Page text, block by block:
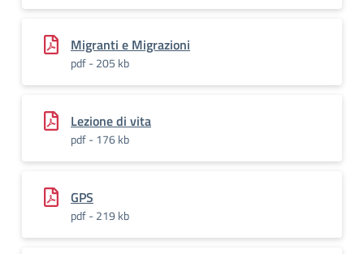
Migranti e Migrazioni
pdf - 205 kb
Lezione di vita
pdf - 176 kb
GPS
pdf - 219 kb